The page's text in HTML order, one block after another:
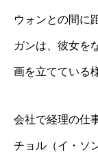
ウォンとの間に
ガンは、彼女を
画を立てている
会社で経理の仕
チョル（イ・ソ